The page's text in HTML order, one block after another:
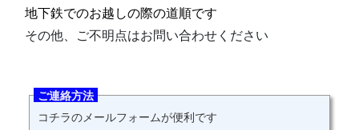
地下鉄でのお越しの際の道順です
その他、ご不明点はお問い合わせください
ご連絡方法
コチラのメールフォームが便利です